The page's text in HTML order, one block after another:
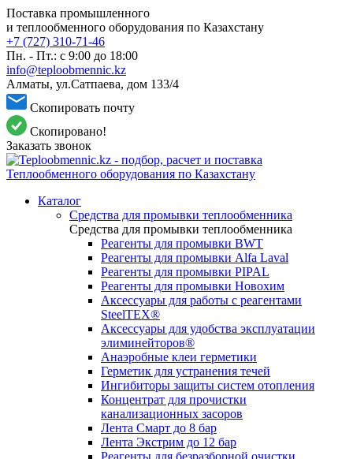
Поставка промышленного
и теплообменного оборудования по Казахстану
+7 (727) 310-71-46
Пн. - Пт.: с 9:00 до 18:00
info@teploobmennic.kz
Алматы, ул.Сатпаева, дом 133/4
Скопировать почту
Скопировано!
Заказать звонок
Каталог
Средства для промывки теплообменника
Средства для промывки теплообменника
Реагенты для промывки BWT
Реагенты для промывки Alfa Laval
Реагенты для промывки PIPAL
Реагенты для промывки Новохим
Аксессуары для работы с реагентами
SteelTEX®
Аксессуары для удобства эксплуатации
элиминейторов®
Анаэробные клеи герметики
Герметик для устранения течей
Ингибиторы защиты систем отопления
Концентрат для прочистки
канализационных засоров
Лента Смарт до 8 бар
Лента Экстрим до 12 бар
Реагенты для безразборной очистки